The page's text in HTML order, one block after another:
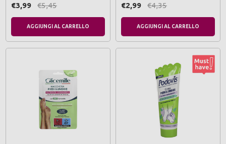
€3,99 €5,45
AGGIUNGI AL CARRELLO
€2,99 €4,35
AGGIUNGI AL CARRELLO